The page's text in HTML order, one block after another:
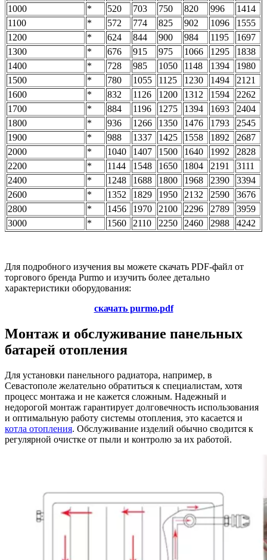
1000
* 520 703 750 820 996
1414
1100
* 572 774 825 902 1096
1555
1200
* 624 844 900 984 1195
1697
1300
* 676 915 975 1066 1295
1838
1400
* 728 985 1050 1148 1394
1980
1500
* 780 1055 1125 1230 1494
2121
1600
* 832 1126 1200 1312 1594
2262
1700
* 884 1196 1275 1394 1693
2404
1800
* 936 1266 1350 1476 1793
2545
1900
* 988 1337 1425 1558 1892
2687
2000
* 1040 1407 1500 1640 1992
2828
2200
* 1144 1548 1650 1804 2191
3111
2400
* 1248 1688 1800 1968 2390
3394
2600
* 1352 1829 1950 2132 2590
3676
2800
* 1456 1970 2100 2296 2789
3959
3000
* 1560 2110 2250 2460 2988 4242
Для подробного изучения вы можете скачать PDF-файл от
торгового бренда Purmo и изучить более детально
характеристики оборудования:
скачать purmo.pdf
Монтаж и обслуживание панельных
батарей отопления
Для установки панельного радиатора, например, в
Севастополе желательно обратиться к специалистам, хотя
процесс монтажа и не кажется сложным. Надежный и
недорогой монтаж гарантирует долговечность использования
и оптимальную работу системы отопления, это касается и
котла отопления. Обслуживание изделий обычно сводится к
регулярной очистке от пыли и контролю за их работой.